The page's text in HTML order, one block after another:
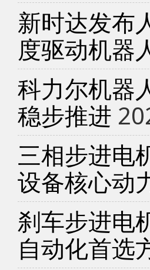
新时达发布
度驱动机器
科力尔机器
稳步推进
三相步进电
设备核心动
刹车步进电
自动化首选